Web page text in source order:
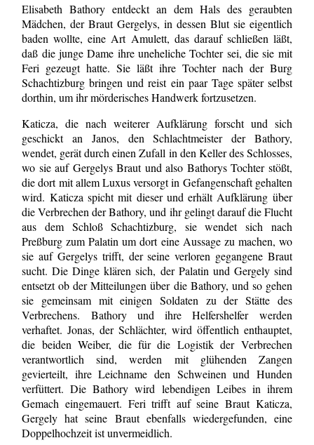
Elisabeth Bathory entdeckt an dem Hals des geraubten
Mädchen, der Braut Gergelys, in dessen Blut sie eigentlich
baden wollte,eine Art Amulett, das darauf schließen läßt,
daß die junge Dame ihre uneheliche Tochter sei, die sie mit
Feri gezeugt hatte. Sie läßt ihre Tochter nach der Burg
Schachtizburg bringen und reist ein paar Tage später selbst
dorthin, um ihr mörderisches Handwerk fortzusetzen.
Katicza, die nach weiterer Aufklärung forscht und sich
geschickt an Janos, den Schlachtmeister der Bathory,
wendet, gerät durch einen Zufall in den Keller des Schlosses,
wo sie auf Gergelys Braut und also Bathorys Tochter stößt,
die dort mit allem Luxus versorgt in Gefangenschaft gehalten
wird. Katicza spicht mit dieser und erhält Aufklärung über
die Verbrechen der Bathory, und ihr gelingt darauf die Flucht
aus dem Schloß Schachtizburg, sie wendet sich nach
Preßburg zum Palatin um dort eine Aussage zu machen, wo
sie auf Gergelys trifft, der seine verloren gegangene Braut
sucht. Die Dinge klären sich, der Palatin und Gergely sind
entsetzt ob der Mitteilungen über die Bathory, und so gehen
sie gemeinsam mit einigen Soldaten zu der Stätte des
Verbrechens. Bathory und ihre Helfershelfer werden
verhaftet. Jonas, der Schlächter, wird öffentlich enthauptet,
die beiden Weiber, die für die Logistik der Verbrechen
verantwortlich sind, werden mit glühenden Zangen
gevierteilt, ihre Leichname den Schweinen und Hunden
verfüttert. Die Bathory wird lebendigen Leibes in ihrem
Gemach eingemauert. Feri trifft auf seine Braut Katicza,
Gergely hat seine Braut ebenfalls wiedergefunden, eine
Doppelhochzeit ist unvermeidlich.